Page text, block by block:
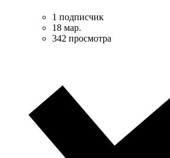
1 подписчик
18 мар.
342 просмотра